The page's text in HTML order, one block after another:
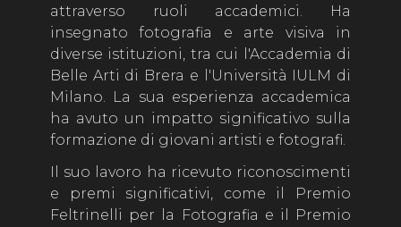
attraverso ruoli accademici. Ha
insegnato fotografia e arte visiva in
diverse istituzioni, tra cui l'Accademia di
Belle Arti di Brera e l'Università IULM di
Milano. La sua esperienza accademica
ha avuto un impatto significativo sulla
formazione di giovani artisti e fotografi.
Il suo lavoro ha ricevuto riconoscimenti
e premi significativi, come il Premio
Feltrinelli per la Fotografia e il Premio